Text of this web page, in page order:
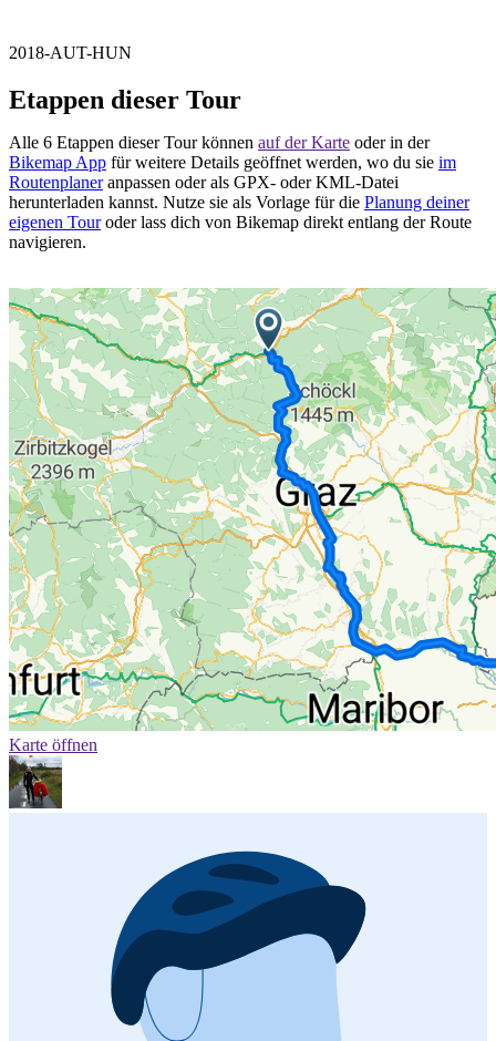
2018-AUT-HUN
Etappen dieser Tour
Alle 6 Etappen dieser Tour können auf der Karte oder in der
Bikemap App für weitere Details geöffnet werden, wo du sie im
Routenplaneranpassen oder als GPX- oder KML-Datei
herunterladen kannst. Nutze sie als Vorlage für die Planung deiner
eigenen Touroder lass dich von Bikemap direkt entlang der Route
navigieren.
Karte öffnen